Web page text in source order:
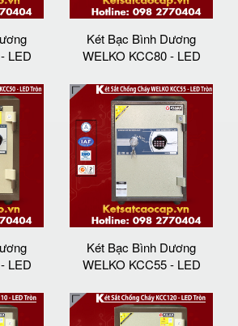
LED
Két Bạc Bình Dương
WELKO KCC80 - LED
LED
Két Bạc Bình Dương
WELKO KCC55 - LED